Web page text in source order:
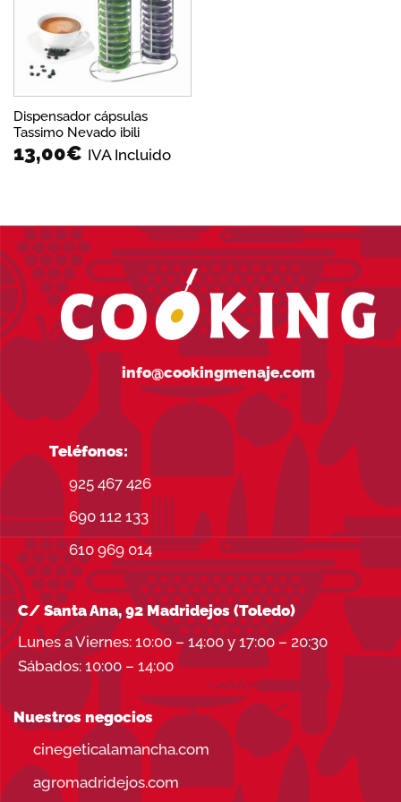
deseos
Dispensador cápsulas
Tassimo Nevado ibili
13,00€ IVA Incluido
info@cookingmenaje.com
Teléfonos:
925 467 426
690 112 133
610 969 014
C/ Santa Ana, 92 Madridejos (Toledo)
Lunes a Viernes: 10:00 – 14:00 y 17:00 – 20:30
Sábados: 10:00 – 14:00
Nuestros negocios
cinegeticalamancha.com
agromadridejos.com